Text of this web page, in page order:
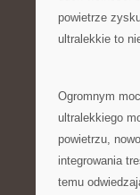
powietrze
ultralekkie to
Ogromnym
ultralekkiego
powietrzu,
integrowania
temu